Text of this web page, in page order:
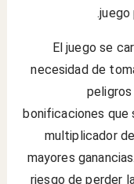
juego
El juego se
necesidad de
peligros
bonificaciones que
multiplicador
mayores
riesgo de perder